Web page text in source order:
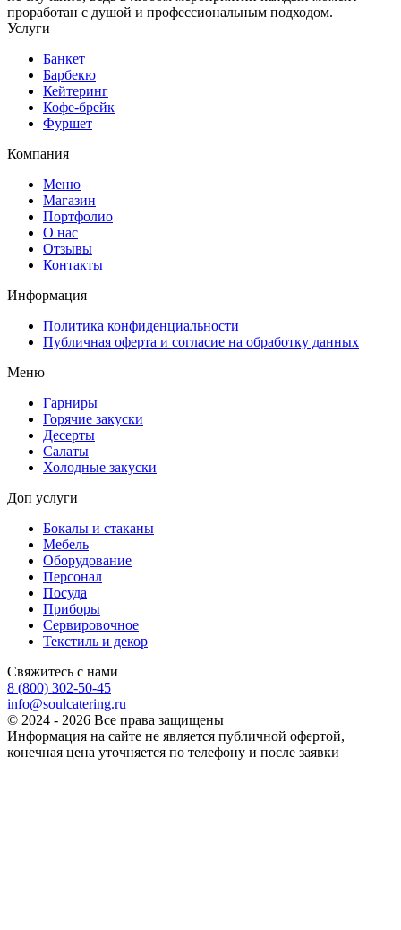
проработан с душой и профессиональным подходом.
Услуги
Банкет
Барбекю
Кейтеринг
Кофе-брейк
Фуршет
Компания
Меню
Магазин
Портфолио
О нас
Отзывы
Контакты
Информация
Политика конфиденциальности
Публичная оферта и согласие на обработку данных
Меню
Гарниры
Горячие закуски
Десерты
Салаты
Холодные закуски
Доп услуги
Бокалы и стаканы
Мебель
Оборудование
Персонал
Посуда
Приборы
Сервировочное
Текстиль и декор
Свяжитесь с нами
8 (800) 302-50-45
info@soulcatering.ru
© 2024 - 2026 Все права защищены
Информация на сайте не является публичной офертой,
конечная цена уточняется по телефону и после заявки